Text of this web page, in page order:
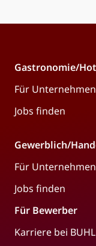
Gastronomie/
Für Unternehmen
Jobs finden
Gewerblich/
Für Unternehmen
Jobs finden
Für Bewerber
Karriere bei BUHL